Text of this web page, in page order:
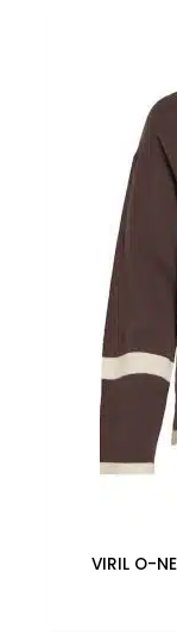
VIRIL O-